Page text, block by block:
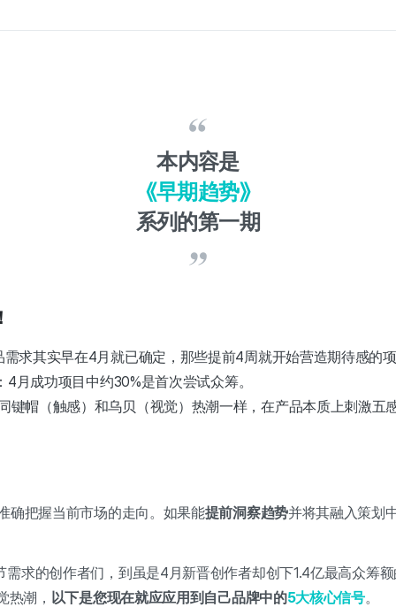
本内容是
《早期趋势》
系列的第一期
需求其实早在4月就已确定，那些提前4周就开始营造期待感的
4月成功项目中约30%是首次尝试众筹。
键帽（触感）和乌贝（视觉）热潮一样，在产品本质上刺激五
确把握当前市场的走向。如果能提前洞察趋势并将其融入策划
需求的创作者们，到虽是4月新晋创作者却创下1.4亿最高众筹
热潮， 以下是您现在就应应用到自己品牌中的5大核心信号。